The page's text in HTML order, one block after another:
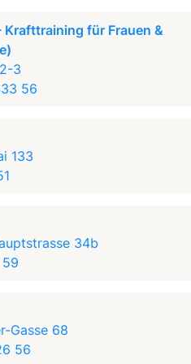
Krafttraining für Frauen &
3
56
133
34b
Gasse 68
56